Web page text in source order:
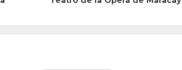
anterior:
entrada: